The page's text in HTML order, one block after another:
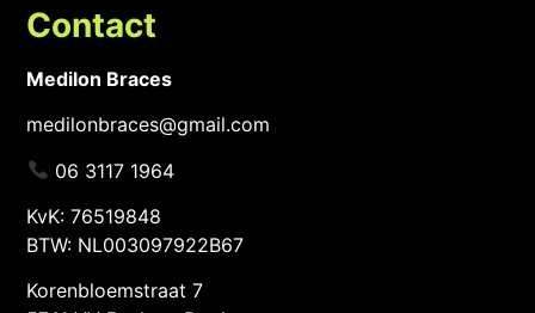
Contact
Medilon Braces
medilonbraces@gmail.com
06 3117 1964
KvK: 76519848
BTW: NL003097922B67
Korenbloemstraat 7